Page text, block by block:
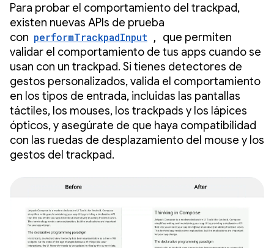
Para probar el comportamiento del trackpad,
existen nuevas APIs de prueba
con performTrackpadInput ,
que permiten
validar el comportamiento de tus apps cuando se
usan con un trackpad. Si tienes detectores de
gestos personalizados, valida el comportamiento
en los tipos de entrada, incluidas las pantallas
táctiles, los mouses, los trackpads y los lápices
ópticos, y asegúrate de que haya compatibilidad
con las ruedas de desplazamiento del mouse y los
gestos del trackpad.